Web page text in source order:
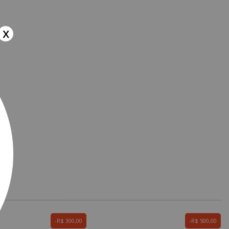
R$ 300,00 R$ 500,00
x